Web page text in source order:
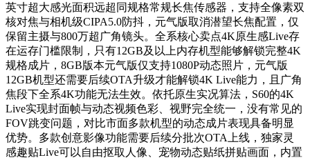
英寸超大感光面积远超同规格常规长焦传感器，支持全像素双
核对焦与相机级CIPA5.0防抖，元气版取消潜望长焦配置，仅
保留主摄与800万超广角镜头。全系核心卖点4K原生感Live存
在运存门槛限制，只有12GB及以上内存机型能够解锁完整4K
规格成片，8GB版本元气版仅支持1080P动态照片，元气版
12GB机型还需要后续OTA升级才能解锁4K Live能力，且广角
焦段下全系4K功能无法生效。依托原生实况算法，S60的4K
Live实现封面帧与动态视频色彩、视野完全统一，没有常见的
FOV跳变问题，对比市面多款机型的动态成片表现具备明显
优势。多款创意影像功能需要后续分批次OTA上线，独家灵
感趣贴Live可以自由抠取人像、宠物动态贴纸拼贴画面，内置